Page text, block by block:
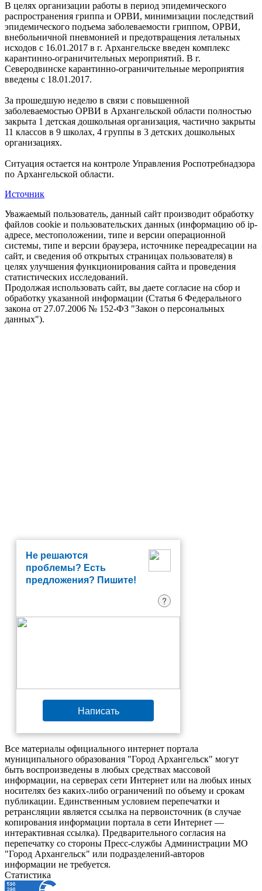
В целях организации работы в период эпидемического
распространения гриппа и ОРВИ, минимизации последствий
эпидемического подъема заболеваемости гриппом, ОРВИ,
внебольничной пневмонией и предотвращения летальных
исходов с 16.01.2017 в г. Архангельске введен комплекс
карантинно-ограничительных мероприятий. В г.
Северодвинске карантинно-ограничительные мероприятия
введены с 18.01.2017.
За прошедшую неделю в связи с повышенной
заболеваемостью ОРВИ в Архангельской области полностью
закрыта 1 детская дошкольная организация, частично закрыты
11 классов в 9 школах, 4 группы в 3 детских дошкольных
организациях.
Ситуация остается на контроле Управления Роспотребнадзора
по Архангельской области.
Источник
Уважаемый пользователь, данный сайт производит обработку
файлов cookie и пользовательских данных (информацию об ip-
адресе, местоположении, типе и версии операционной
системы, типе и версии браузера, источнике переадресации на
сайт, и сведения об открытых страницах пользователя) в
целях улучшения функционирования сайта и проведения
статистических исследований.
Продолжая использовать сайт, вы даете согласие на сбор и
обработку указанной информации (Статья 6 Федерального
закона от 27.07.2006 № 152-ФЗ "Закон о персональных
данных").
Не решаются
проблемы? Есть
предложения? Пишите!
?
Написать
Все материалы официального интернет портала
муниципального образования "Город Архангельск" могут
быть воспроизведены в любых средствах массовой
информации, на серверах сети Интернет или на любых иных
носителях без каких-либо ограничений по объему и срокам
публикации. Единственным условием перепечатки и
ретрансляции является ссылка на первоисточник (в случае
копирования информации портала в сети Интернет —
интерактивная ссылка). Предварительного согласия на
перепечатку со стороны Пресс-службы Администрации МО
"Город Архангельск" или подразделений-авторов
информации не требуется.
Статистика